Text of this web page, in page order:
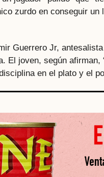
zurdo en conseguir un
Guerrero Jr,
El joven, según afirman,
en el plato y el